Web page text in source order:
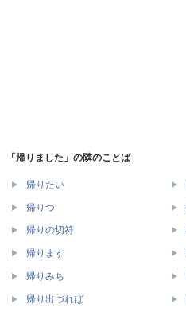
「帰りました」の隣のことば
帰りたい
帰りつ
帰りの切符
帰ります
帰りみち
帰り出づれば